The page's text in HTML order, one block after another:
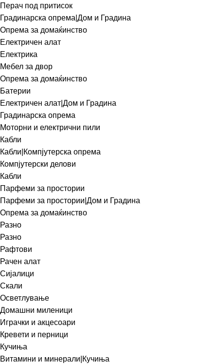
Перач под притисок
Градинарска опрема|Дом и Градина
Опрема за домаќинство
Електричен алат
Електрика
Мебел за двор
Опрема за домаќинство
Батерии
Електричен алат|Дом и Градина
Градинарска опрема
Моторни и електрични пили
Кабли
Кабли|Компјутерска опрема
Компјутерски делови
Кабли
Парфеми за простории
Парфеми за простории|Дом и Градина
Опрема за домаќинство
Разно
Разно
Рафтови
Рачен алат
Сијалици
Скали
Осветлување
Домашни миленици
Играчки и акцесоари
Кревети и перници
Кучиња
Витамини и минерали|Кучиња